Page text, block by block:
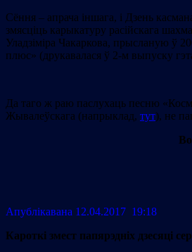
Cёння – апрача іншага, і Дзень
змясціць карыкатуру расійскага
Уладзіміра Чакаркова, прысланую ў
плюс» (друкавалася ў 2-м выпуску
Да таго ж раю паслухаць песню
Жывалеўскага (напрыклад, тут), не
Апублiкавана 12.04.2017 19:18
Кароткі змест папярэдніх дзесяці